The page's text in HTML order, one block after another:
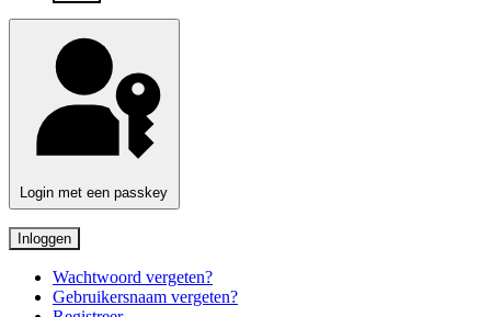
Login met een passkey
Inloggen
Wachtwoord vergeten?
Gebruikersnaam vergeten?